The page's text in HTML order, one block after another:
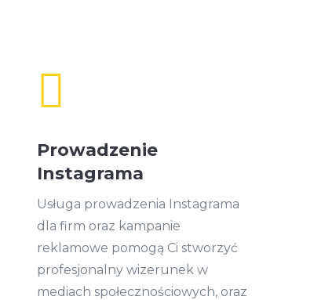

Prowadzenie
Instagrama
Usługa prowadzenia Instagrama
dla firm oraz kampanie
reklamowe pomogą Ci stworzyć
profesjonalny wizerunek w
mediach społecznościowych, oraz